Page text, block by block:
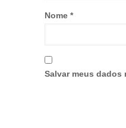
Nome *
Salvar meus dados